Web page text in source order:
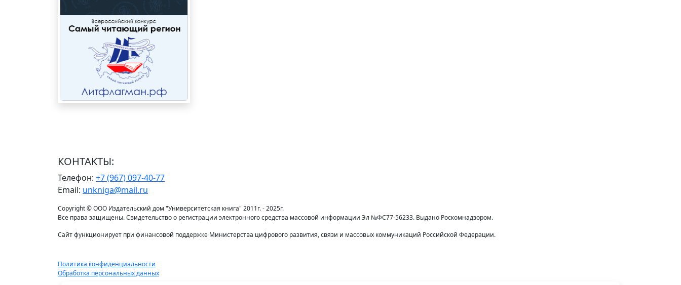
КОНТАКТЫ:
Телефон: +7 (967) 097-40-77
Email: unkniga@mail.ru
Copyright © ООО Издательский дом "Университетская книга" 2011г. - 2025г.
Все права защищены. Свидетельство о регистрации электронного средства массовой информации Эл №ФС77-56233. Выдано Роскомнадзором.
Сайт функционирует при финансовой поддержке Министерства цифрового развития, связи и массовых коммуникаций Российской Федерации.
Политика конфиденциальности
Обработка персональных данных